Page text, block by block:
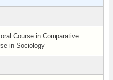
Course in Comparative
in Sociology